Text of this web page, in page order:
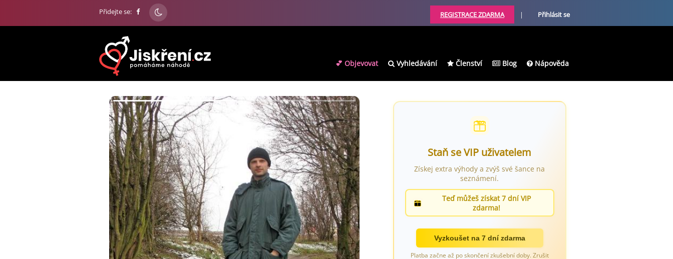
Přidejte se: REGISTRACE ZDARMA | Přihlásit se
💕 Objevovat Vyhledávání Členství Blog Nápověda
Staň se VIP uživatelem
Získej extra výhody a zvýš své šance na
seznámení.
Teď můžeš získat 7 dní VIP
zdarma!
Vyzkoušet na 7 dní zdarma
Platba začne až po skončení zkušební doby. Zrušit